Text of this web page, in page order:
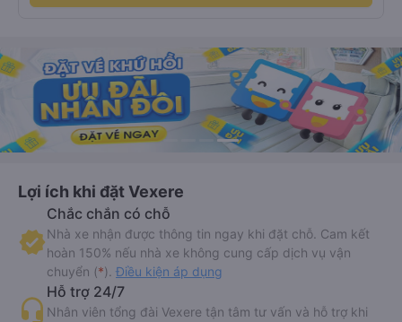
Lợi ích khi đặt Vexere
Chắc chắn có chỗ
Nhà xe nhận được thông tin ngay khi đặt chỗ. Cam kết
hoàn 150% nếu nhà xe không cung cấp dịch vụ vận
chuyển (*). Điều kiện áp dụng
Hỗ trợ 24/7
Nhân viên tổng đài Vexere tận tâm tư vấn và hỗ trợ khi